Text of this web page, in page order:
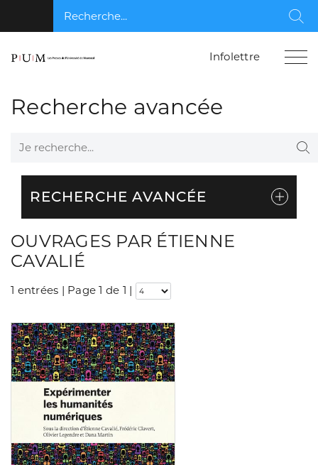
Recherche...
Infolettre
Recherche avancée
Je recherche...
RECHERCHE AVANCÉE
OUVRAGES PAR ÉTIENNE
CAVALIÉ
1 entrées | Page 1 de 1 |